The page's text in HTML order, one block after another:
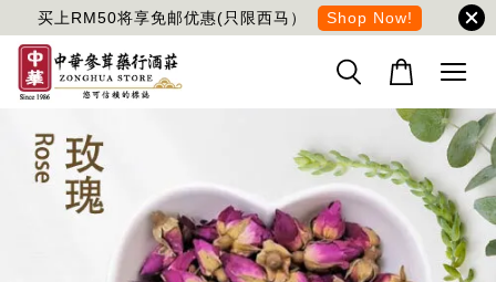
买上RM50将享免邮优惠(只限西马） Shop Now!